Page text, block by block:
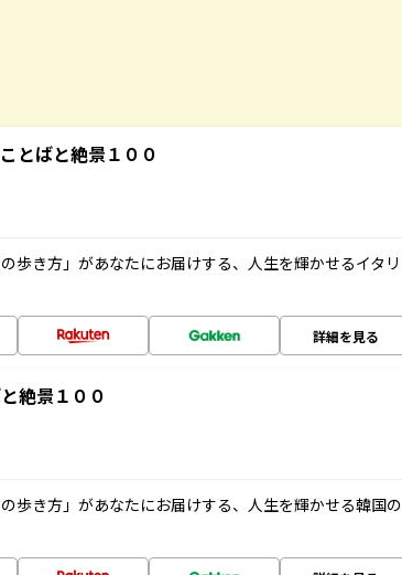
とばと絶景１００
歩き方」があなたにお届けする、人生を輝かせるイタリ
詳細を見る
絶景１００
歩き方」があなたにお届けする、人生を輝かせる韓国の